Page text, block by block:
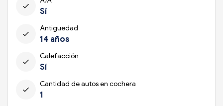
check
Sí
check
Antiguedad
14 años
check
Calefacción
Sí
check
Cantidad de autos en cochera
1